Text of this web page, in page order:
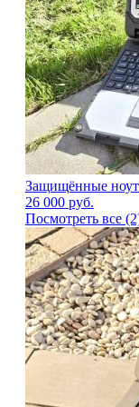
Защищённые
26 000 руб.
Посмотреть все